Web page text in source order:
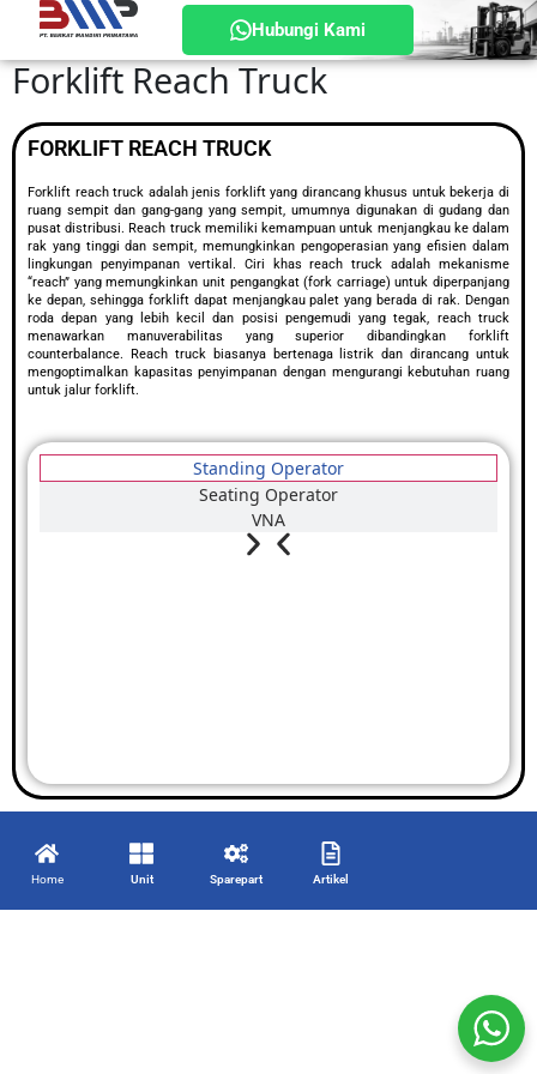
Hubungi Kami
Forklift Reach Truck
FORKLIFT REACH TRUCK
Forklift reach truck adalah jenis forklift yang dirancang khusus untuk bekerja di
ruang sempit dan gang-gang yang sempit, umumnya digunakan di gudang dan
pusat distribusi. Reach truck memiliki kemampuan untuk menjangkau ke dalam
rak yang tinggi dan sempit, memungkinkan pengoperasian yang efisien dalam
lingkungan penyimpanan vertikal. Ciri khas reach truck adalah mekanisme
“reach” yang memungkinkan unit pengangkat (fork carriage) untuk diperpanjang
ke depan, sehingga forklift dapat menjangkau palet yang berada di rak. Dengan
roda depan yang lebih kecil dan posisi pengemudi yang tegak, reach truck
menawarkan manuverabilitas yang superior dibandingkan forklift
counterbalance. Reach truck biasanya bertenaga listrik dan dirancang untuk
mengoptimalkan kapasitas penyimpanan dengan mengurangi kebutuhan ruang
untuk jalur forklift.
Standing Operator
Seating Operator
VNA
Home Unit Sparepart Artikel